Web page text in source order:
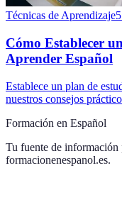
Técnicas de Aprendizaje5
Cómo Establecer
Aprender Español
Establece un plan de
nuestros consejos
Formación en Español
Tu fuente de información
formacionenespanol.es.